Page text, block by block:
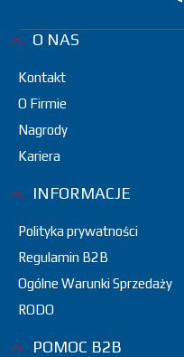
O NAS
Kontakt
O Firmie
Nagrody
Kariera
INFORMACJE
Polityka prywatności
Regulamin B2B
Ogólne Warunki Sprzedaży
RODO
POMOC B2B